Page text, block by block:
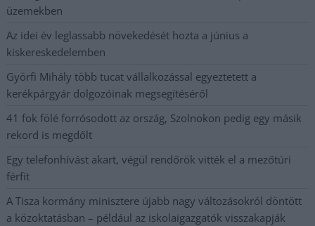
üzemekben
Az idei év leglassabb növekedését hozta a június a
kiskereskedelemben
Györfi Mihály több tucat vállalkozással egyeztetett a
kerékpárgyár dolgozóinak megsegítéséről
41 fok fölé forrósodott az ország, Szolnokon pedig egy másik
rekord is megdőlt
Egy telefonhívást akart, végül rendőrök vitték el a mezőtúri
férfit
A Tisza kormány minisztere újabb nagy változásokról döntött
a közoktatásban – például az iskolaigazgatók visszakapják